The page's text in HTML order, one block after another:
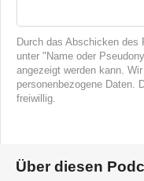
Durch das Abschicken
unter "Name oder
angezeigt werden kann.
personenbezogene Daten.
freiwillig.
Über diesen